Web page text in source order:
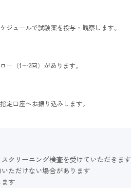
ジュールで試験薬を投与・観察します。
ー（1〜2回）があります。
定口座へお振り込みします。
クリーニング検査を受けていただきます
ただけない場合があります
す